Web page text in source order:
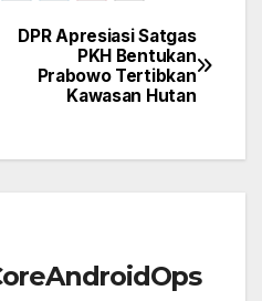
DPR Apresiasi Satgas
PKH Bentukan
Prabowo Tertibkan
Kawasan Hutan